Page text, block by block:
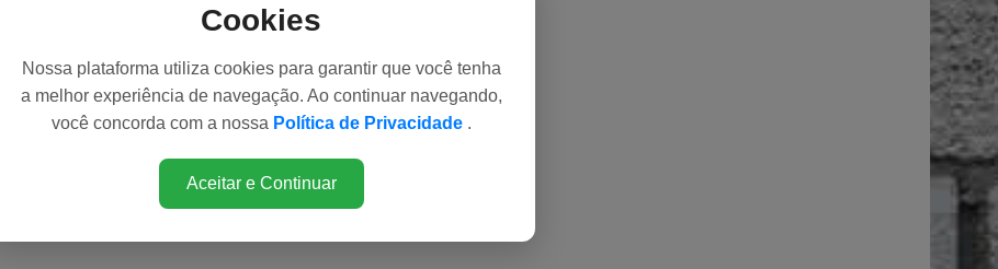
Cookies
Nossa plataforma utiliza cookies para garantir que você tenha
a melhor experiência de navegação. Ao continuar navegando,
você concorda com a nossa Política de Privacidade .
Aceitar e Continuar